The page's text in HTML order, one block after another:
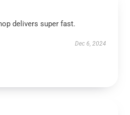
delivers super fast.
Dec 6, 2024